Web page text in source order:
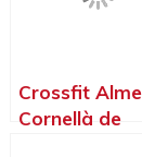
Crossfit
Cornellà de